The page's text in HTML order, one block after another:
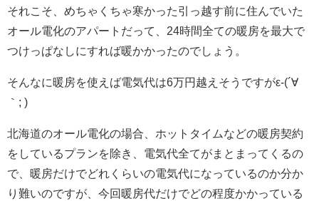
それこそ、めちゃくちゃ寒かった引っ越す前に住んでいた
オール電化のアパートだって、24時間全ての暖房を最大で
つけっぱなしにすれば暖かかったのでしょう。
そんなに暖房を使えば電気代は6万円越えそうですがε-(´∀
｀; )
北海道のオール電化の場合、ホットタイムなどの暖房契約
をしているプランを除き、電気代全てがまとまってくるの
で、暖房だけでどれくらいの電気代になっているのか分か
り難いのですが、今回暖房代だけでどの程度かかっている